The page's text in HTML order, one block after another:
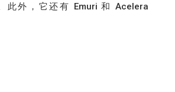
此外，它还有 Emuri 和 Acelera